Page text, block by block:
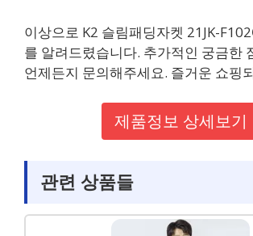
이상으로 K2 슬림패딩자켓 21JK-
를 알려드렸습니다. 추가적인 궁금한
언제든지 문의해주세요. 즐거운 쇼핑
제품정보 상세보기
관련 상품들